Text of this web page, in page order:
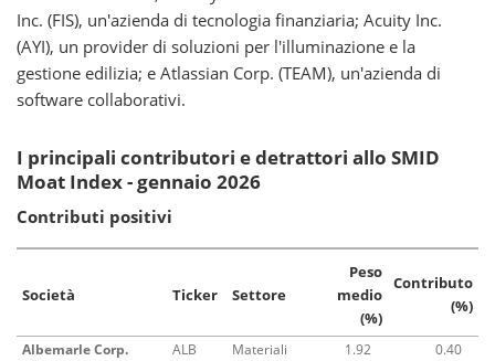
Inc. (FIS), un'azienda di tecnologia finanziaria; Acuity Inc.
(AYI), un provider di soluzioni per l'illuminazione e la
gestione edilizia; e Atlassian Corp. (TEAM), un'azienda di
software collaborativi.
I principali contributori e detrattori allo SMID
Moat Index - gennaio 2026
Contributi positivi
Società Ticker Settore
Peso
medio
(%)
Contributo
(%)
Albemarle Corp. ALB Materiali 1.92
0.40